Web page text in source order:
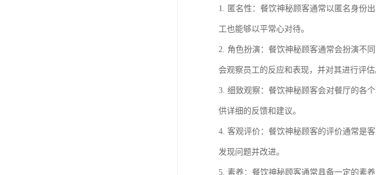
1. 匿名性：餐饮神秘顾客通常以匿名身份
工也能够以平常心对待。
2. 角色扮演：餐饮神秘顾客通常会扮演不
会观察员工的反应和表现，并对其进行评估
3. 细致观察：餐饮神秘顾客会对餐厅的各
供详细的反馈和建议。
4. 客观评价：餐饮神秘顾客的评价通常是
发现问题并改进。
5. 素养：餐饮神秘顾客通常具备一定的素